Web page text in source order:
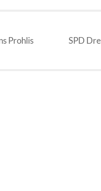
Prohlis
SPD